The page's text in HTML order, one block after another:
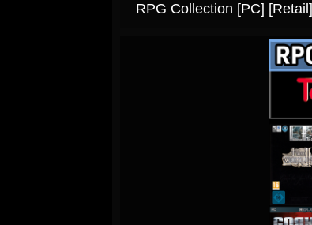
RPG Collection [PC] [Retail]